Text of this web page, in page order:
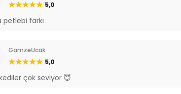
5,0
petlebi farkı
GamzeUcak
5,0
çok seviyor 😇